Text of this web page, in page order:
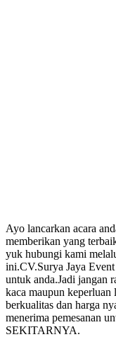
Ayo lancarkan acara
memberikan yang
yuk hubungi kami
ini.CV.Surya Jaya
untuk anda.Jadi jangan
kaca maupun
berkualitas dan harga
menerima pemesanan
SEKITARNYA.